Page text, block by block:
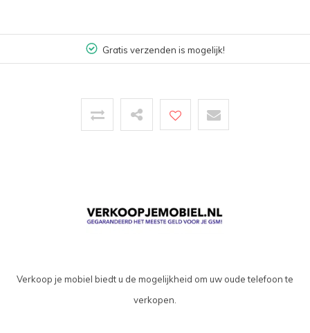
Gratis verzenden is mogelijk!
Verkoop je mobiel biedt u de mogelijkheid om uw oude telefoon te
verkopen.